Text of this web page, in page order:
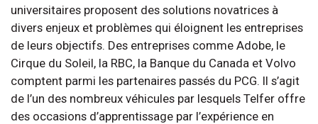
universitaires proposent des solutions novatrices à
divers enjeux et problèmes qui éloignent les entreprises
de leurs objectifs. Des entreprises comme Adobe, le
Cirque du Soleil, la RBC, la Banque du Canada et Volvo
comptent parmi les partenaires passés du PCG. Il s’agit
de l’un des nombreux véhicules par lesquels Telfer offre
des occasions d’apprentissage par l’expérience en